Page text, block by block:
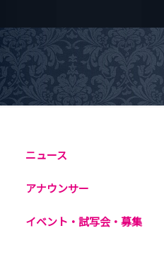
ニュース
アナウンサー
イベント・試写会・募集